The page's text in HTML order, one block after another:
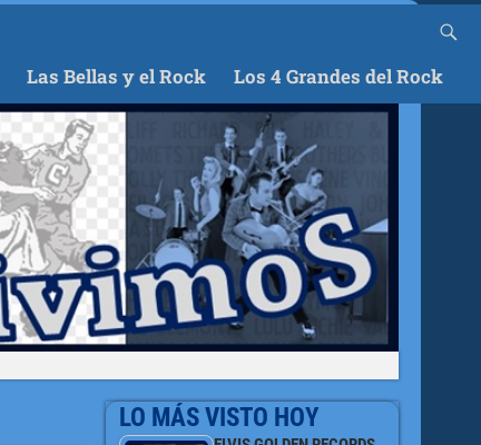
Las Bellas y el Rock Los 4 Grandes del Rock
LO MÁS VISTO HOY